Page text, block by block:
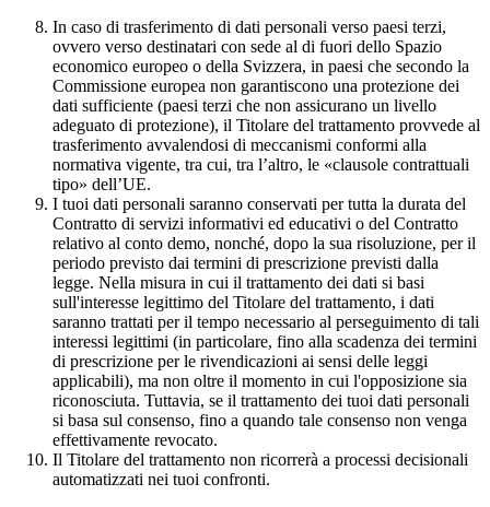
In caso di trasferimento di dati personali verso paesi terzi,
ovvero verso destinatari con sede al di fuori dello Spazio
economico europeo o della Svizzera, in paesi che secondo la
Commissione europea non garantiscono una protezione dei
dati sufficiente (paesi terzi che non assicurano un livello
adeguato di protezione), il Titolare del trattamento provvede al
trasferimento avvalendosi di meccanismi conformi alla
normativa vigente, tra cui, tra l’altro, le «clausole contrattuali
tipo» dell’UE.
I tuoi dati personali saranno conservati per tutta la durata del
Contratto di servizi informativi ed educativi o del Contratto
relativo al conto demo, nonché, dopo la sua risoluzione, per il
periodo previsto dai termini di prescrizione previsti dalla
legge. Nella misura in cui il trattamento dei dati si basi
sull'interesse legittimo del Titolare del trattamento, i dati
saranno trattati per il tempo necessario al perseguimento di tali
interessi legittimi (in particolare, fino alla scadenza dei termini
di prescrizione per le rivendicazioni ai sensi delle leggi
applicabili), ma non oltre il momento in cui l'opposizione sia
riconosciuta. Tuttavia, se il trattamento dei tuoi dati personali
si basa sul consenso, fino a quando tale consenso non venga
effettivamente revocato.
Il Titolare del trattamento non ricorrerà a processi decisionali
automatizzati nei tuoi confronti.